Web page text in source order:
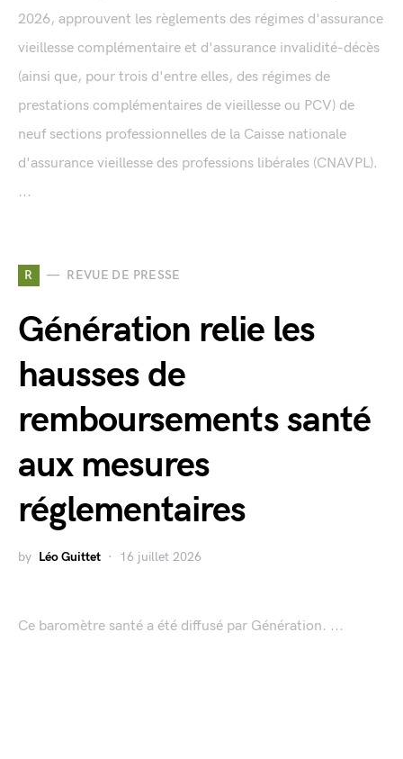
2026, approuvent les règlements des régimes d'assurance
vieillesse complémentaire et d'assurance invalidité-décès
(ainsi que, pour trois d'entre elles, des régimes de
prestations complémentaires de vieillesse ou PCV) de
neuf sections professionnelles de la Caisse nationale
d'assurance vieillesse des professions libérales (CNAVPL).
...
R REVUE DE PRESSE
Génération relie les
hausses de
remboursements santé
aux mesures
réglementaires
by Léo Guittet 16 juillet 2026
Ce baromètre santé a été diffusé par Génération. ...